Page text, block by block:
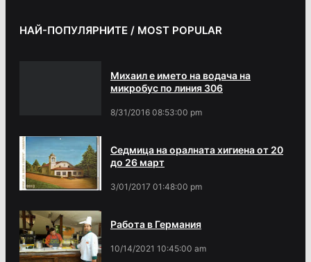
НАЙ-ПОПУЛЯРНИТЕ / MOST POPULAR
Михаил е името на водача на
микробус по линия 306
8/31/2016 08:53:00 pm
Седмица на оралната хигиена от 20
до 26 март
3/01/2017 01:48:00 pm
Работа в Германия
10/14/2021 10:45:00 am